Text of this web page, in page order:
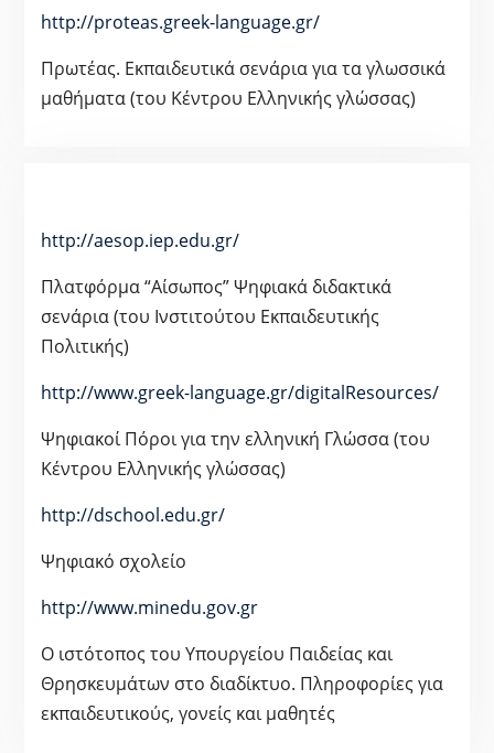
http://proteas.greek-language.gr/
Πρωτέας. Εκπαιδευτικά σενάρια για τα γλωσσικά
μαθήματα (του Κέντρου Ελληνικής γλώσσας)
http://aesop.iep.edu.gr/
Πλατφόρμα “Αίσωπος” Ψηφιακά διδακτικά
σενάρια (του Ινστιτούτου Εκπαιδευτικής
Πολιτικής)
http://www.greek-language.gr/digitalResources/
Ψηφιακοί Πόροι για την ελληνική Γλώσσα (του
Κέντρου Ελληνικής γλώσσας)
http://dschool.edu.gr/
Ψηφιακό σχολείο
http://www.minedu.gov.gr
Ο ιστότοπος του Υπουργείου Παιδείας και
Θρησκευμάτων στο διαδίκτυο. Πληροφορίες για
εκπαιδευτικούς, γονείς και μαθητές